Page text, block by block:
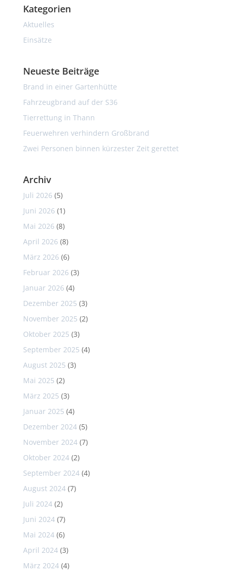
Kategorien
Aktuelles
Einsätze
Neueste Beiträge
Brand in einer Gartenhütte
Fahrzeugbrand auf der S36
Tierrettung in Thann
Feuerwehren verhindern Großbrand
Zwei Personen binnen kürzester Zeit gerettet
Archiv
Juli 2026 (5)
Juni 2026 (1)
Mai 2026 (8)
April 2026 (8)
März 2026 (6)
Februar 2026 (3)
Januar 2026 (4)
Dezember 2025 (3)
November 2025 (2)
Oktober 2025 (3)
September 2025 (4)
August 2025 (3)
Mai 2025 (2)
März 2025 (3)
Januar 2025 (4)
Dezember 2024(5)
November 2024(7)
Oktober 2024(2)
September 2024(4)
August 2024(7)
Juli 2024(2)
Juni 2024(7)
Mai 2024(6)
April 2024(3)
März 2024(4)